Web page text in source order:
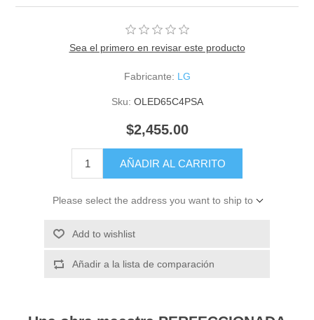
Sea el primero en revisar este producto
Fabricante: LG
Sku: OLED65C4PSA
$2,455.00
AÑADIR AL CARRITO
Please select the address you want to ship to
Add to wishlist
Añadir a la lista de comparación